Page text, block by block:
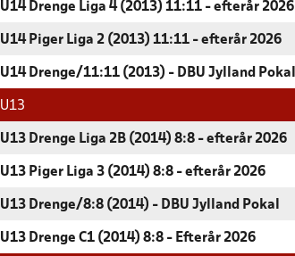
U14 Drenge Liga 4 (2013) 11:11 - efterår 2026
U14 Piger Liga 2 (2013) 11:11 - efterår 2026
U14 Drenge/11:11 (2013) - DBU Jylland Pokal
U13
U13 Drenge Liga 2B (2014) 8:8 - efterår 2026
U13 Piger Liga 3 (2014) 8:8 - efterår 2026
U13 Drenge/8:8 (2014) - DBU Jylland Pokal
U13 Drenge C1 (2014) 8:8 - Efterår 2026